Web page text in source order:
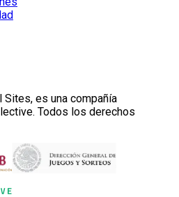
Sites, es una compañía
Todos los derechos